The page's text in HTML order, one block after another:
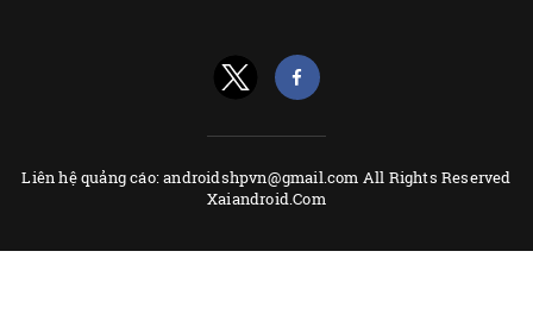
Liên hệ quảng cáo: androidshpvn@gmail.com All Rights Reserved
Xaiandroid.Com